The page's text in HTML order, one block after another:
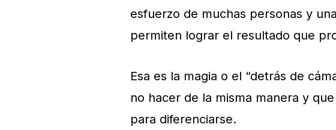
esfuerzo de muchas personas y
permiten lograr el resultado que
Esa es la magia o el “detrás de
no hacer de la misma manera y
para diferenciarse.